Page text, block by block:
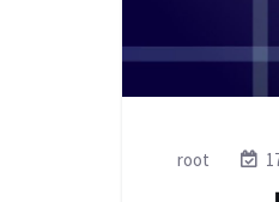
root